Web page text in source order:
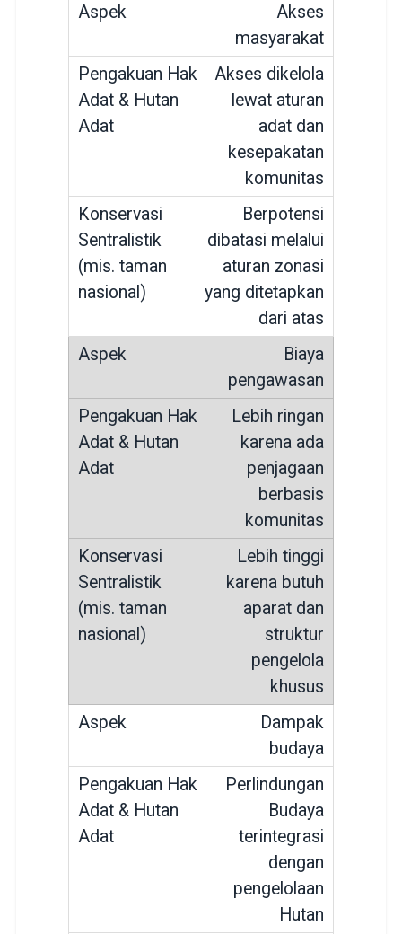
Akses
masyarakat
Akses dikelola
lewat aturan
adat dan
kesepakatan
komunitas
Berpotensi
dibatasi melalui
aturan zonasi
yang ditetapkan
dari atas
Biaya
pengawasan
Lebih ringan
karena ada
penjagaan
berbasis
komunitas
Lebih tinggi
karena butuh
aparat dan
struktur
pengelola
khusus
Dampak
budaya
Perlindungan
Budaya
terintegrasi
dengan
pengelolaan
Hutan